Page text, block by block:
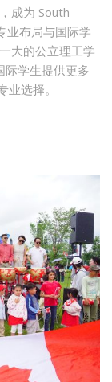
成为 South
业布局与国际学
大的公立理工学
际学生提供更多
选择。